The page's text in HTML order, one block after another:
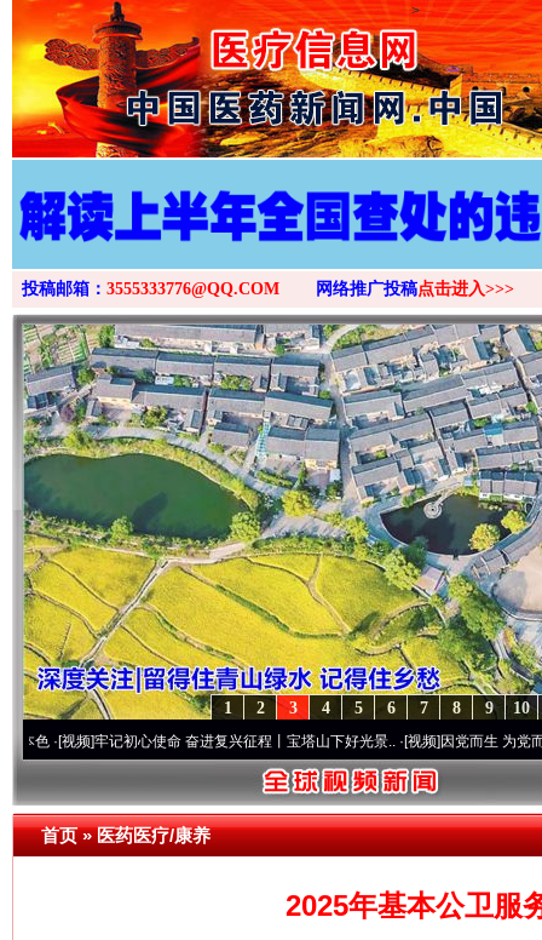
>
投稿邮箱： 3555333776@QQ.COM 网络推广投稿点击进入>>>
10
9
8
7
6
5
4
3
2
1
牢记初心使命 奋进复兴征程丨宝塔山下好光景..·[视频]因党而生 为党而战——百
首页»医药医疗/康养
2025年基本公卫服